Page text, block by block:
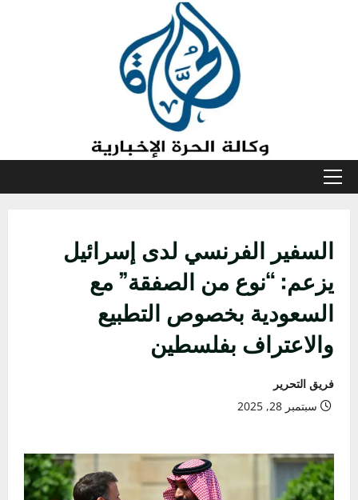
القائمة
السفير الفرنسي لدى إسرائيل
يزعم: “نوع من الصفقة” مع
السعودية بخصوص التطبيع
والاعتراف بفلسطين
فريق التحرير
سبتمبر 28, 2025